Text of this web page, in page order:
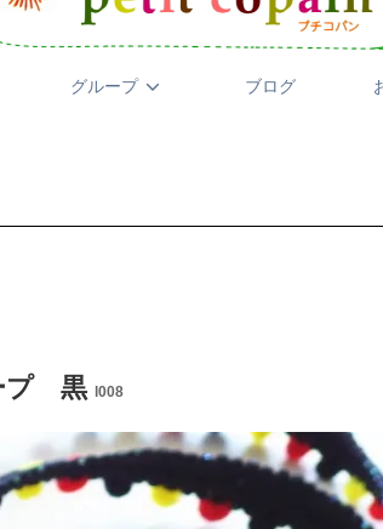
グループ ブログ
プ 黒 l008